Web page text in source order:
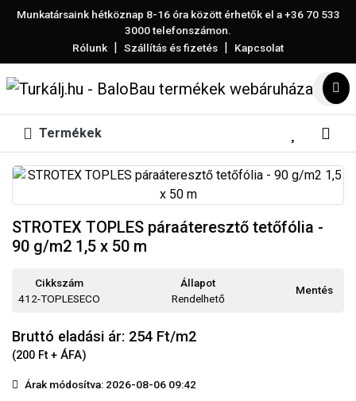
Munkatársaink hétköznap 8-16 óra között érhetők el a+36 70 533
3000telefonszámon.
Rólunk | Szállítás és fizetés | Kapcsolat
Termékek
STROTEX TOPLES páraáteresztő tetőfólia -
90 g/m2 1,5 x 50 m
Cikkszám
412-TOPLESECO
Állapot
Rendelhető
Mentés
Bruttó eladási ár: 254 Ft/m2
(200 Ft + ÁFA)
Árak módosítva: 2026-08-06 09:42